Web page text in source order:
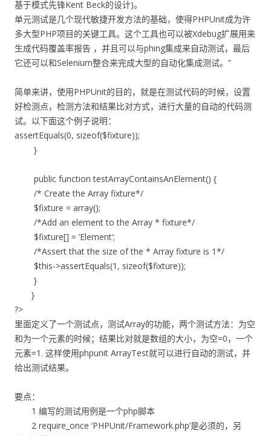
基于模式先锋Kent Beck的设计)。
单元测试是几个现代敏捷开发方法的基础，使得PHPUnit成为许
多大型PHP项目的关键工具。这个工具也可以被Xdebug扩展用来
生成代码覆盖率报告 ，并且可以与phing集成来自动测试，最后
它还可以和Selenium整合来完成大型的自动化集成测试。”
简单来讲，使用PHPUnit的目的，就是在测试代码的时候，设置
好检测点，检测方法和结果比对方式，进行大量的自动的代码测
试。以下面这个例子说明：
assertEquals(0, sizeof($fixture));
}
public function testArrayContainsAnElement() {
/* Create the Array fixture*/
$fixture = array();
/*Add an element to the Array * fixture*/
$fixture[] = ‘Element’;
/*Assert that the size of the * Array fixture is 1*/
$this->assertEquals(1, sizeof($fixture));
}
}
?>
里面定义了一个测试点，测试Array的功能，两个测试方法：为空
和为一个元素的时候；结果比对就是数组的大小，为空=0，一个
元素=1. 这样使用phpunit ArrayTest就可以进行自动的测试，并
给出测试结果。
要点：
1 编写的测试用例是一个php脚本
2 require_once ‘PHPUnit/Framework.php’是必须的，另